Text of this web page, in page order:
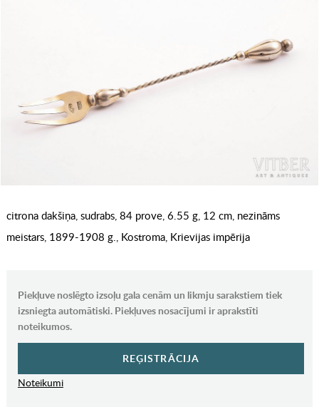
citrona dakšiņa, sudrabs, 84 prove, 6.55 g, 12 cm, nezināms
meistars, 1899-1908 g., Kostroma, Krievijas impērija
Piekļuve noslēgto izsoļu gala cenām un likmju sarakstiem tiek
izsniegta automātiski. Piekļuves nosacījumi ir aprakstīti
noteikumos.
REĢISTRĀCIJA
Noteikumi